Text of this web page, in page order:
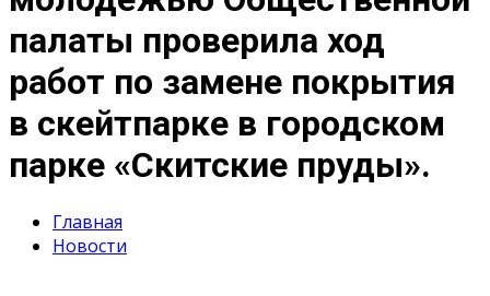
палаты проверила ход
работ по замене покрытия
в скейтпарке в городском
парке «Скитские пруды».
Главная
Новости